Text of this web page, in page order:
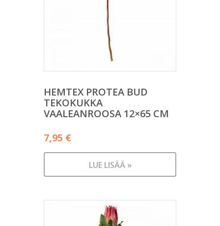
HEMTEX PROTEA BUD
TEKOKUKKA
VAALEANROOSA 12×65 CM
7,95 €
LUE LISÄÄ »